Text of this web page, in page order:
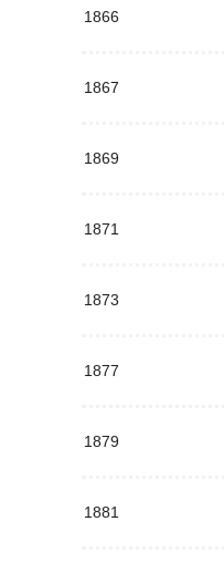
1866
1867
1869
1871
1873
1877
1879
1881